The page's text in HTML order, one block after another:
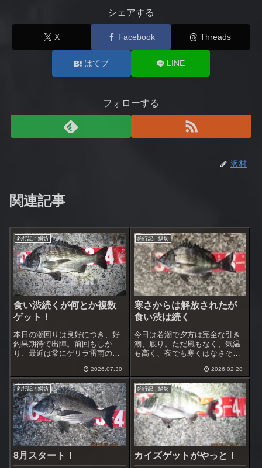
シェアする
X Facebook Threads
はてブ LINE
フォローする
沢村
関連記事
釣行記：鱗坊
食い渋続くが何とか複数
ゲット！
本日の潮回りは良好につき、好
釣果期待で出陣。前回もしか
り、最近は常にゲリラ雷雨の心
かった。今日の天気はその不安
要素無し、風も北寄りの爽やか
な風で条件は最高。後は釣れて
くれれば良いだけ。
2026.07.30
釣行記：鱗坊
寒さからは解放されたが
食い渋は続く
今日は若潮で夕方は完全な引き
潮、底り。ただ風もなく、気温
も高く、夜でも寒くはなさそ
温とほぼ同じ。この間までは水
温の方が外気温より5℃前後高か
った。
2026.02.28
釣行記：鱗坊
8月スタート！
釣行記：鱗坊
カイズゲットがやっと！